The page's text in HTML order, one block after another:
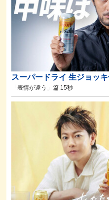
スーパードライ 生ジョッ
「表情が違う」篇 15秒